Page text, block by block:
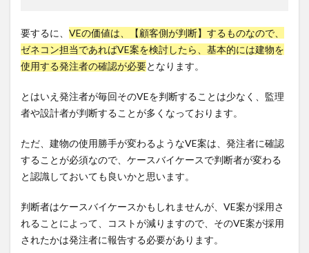
要するに、 VEの価値は、【顧客側が判断】するものなので、
ゼネコン担当であればVE案を検討したら、基本的には建物を
使用する発注者の確認が必要となります。
とはいえ発注者が毎回そのVEを判断することは少なく、監理
者や設計者が判断することが多くなっております。
ただ、建物の使用勝手が変わるようなVE案は、発注者に確認
することが必須なので、ケースバイケースで判断者が変わる
と認識しておいても良いかと思います。
判断者はケースバイケースかもしれませんが、VE案が採用さ
れることによって、コストが減りますので、そのVE案が採用
されたかは発注者に報告する必要があります。